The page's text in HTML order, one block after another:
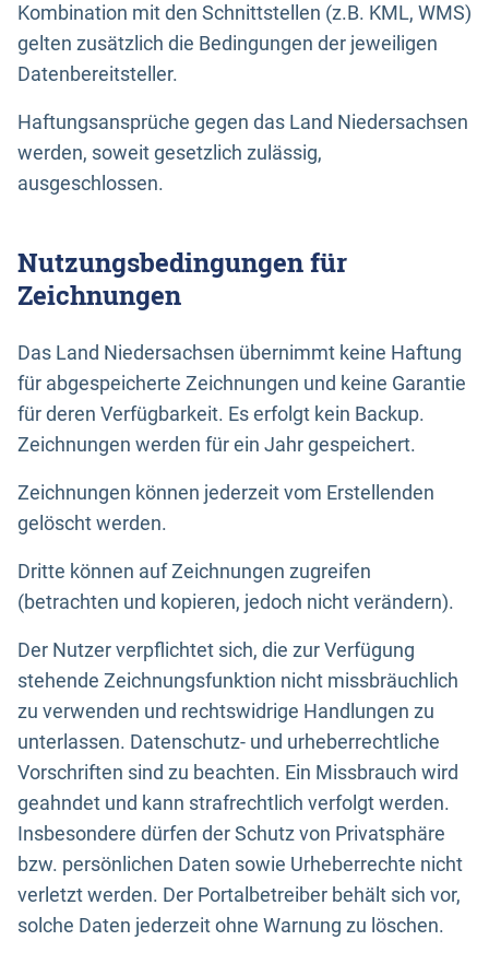
Kombination mit den Schnittstellen (z.B. KML, WMS)
gelten zusätzlich die Bedingungen der jeweiligen
Datenbereitsteller.
Haftungsansprüche gegen das Land Niedersachsen
werden, soweit gesetzlich zulässig,
ausgeschlossen.
Nutzungsbedingungen für
Zeichnungen
Das Land Niedersachsen übernimmt keine Haftung
für abgespeicherte Zeichnungen und keine Garantie
für deren Verfügbarkeit. Es erfolgt kein Backup.
Zeichnungen werden für ein Jahr gespeichert.
Zeichnungen können jederzeit vom Erstellenden
gelöscht werden.
Dritte können auf Zeichnungen zugreifen
(betrachten und kopieren, jedoch nicht verändern).
Der Nutzer verpflichtet sich, die zur Verfügung
stehende Zeichnungsfunktion nicht missbräuchlich
zu verwenden und rechtswidrige Handlungen zu
unterlassen. Datenschutz- und urheberrechtliche
Vorschriften sind zu beachten. Ein Missbrauch wird
geahndet und kann strafrechtlich verfolgt werden.
Insbesondere dürfen der Schutz von Privatsphäre
bzw. persönlichen Daten sowie Urheberrechte nicht
verletzt werden. Der Portalbetreiber behält sich vor,
solche Daten jederzeit ohne Warnung zu löschen.